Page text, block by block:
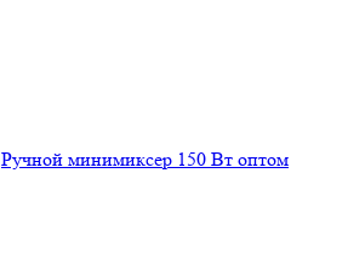
Ручной минимиксер 150 Вт оптом